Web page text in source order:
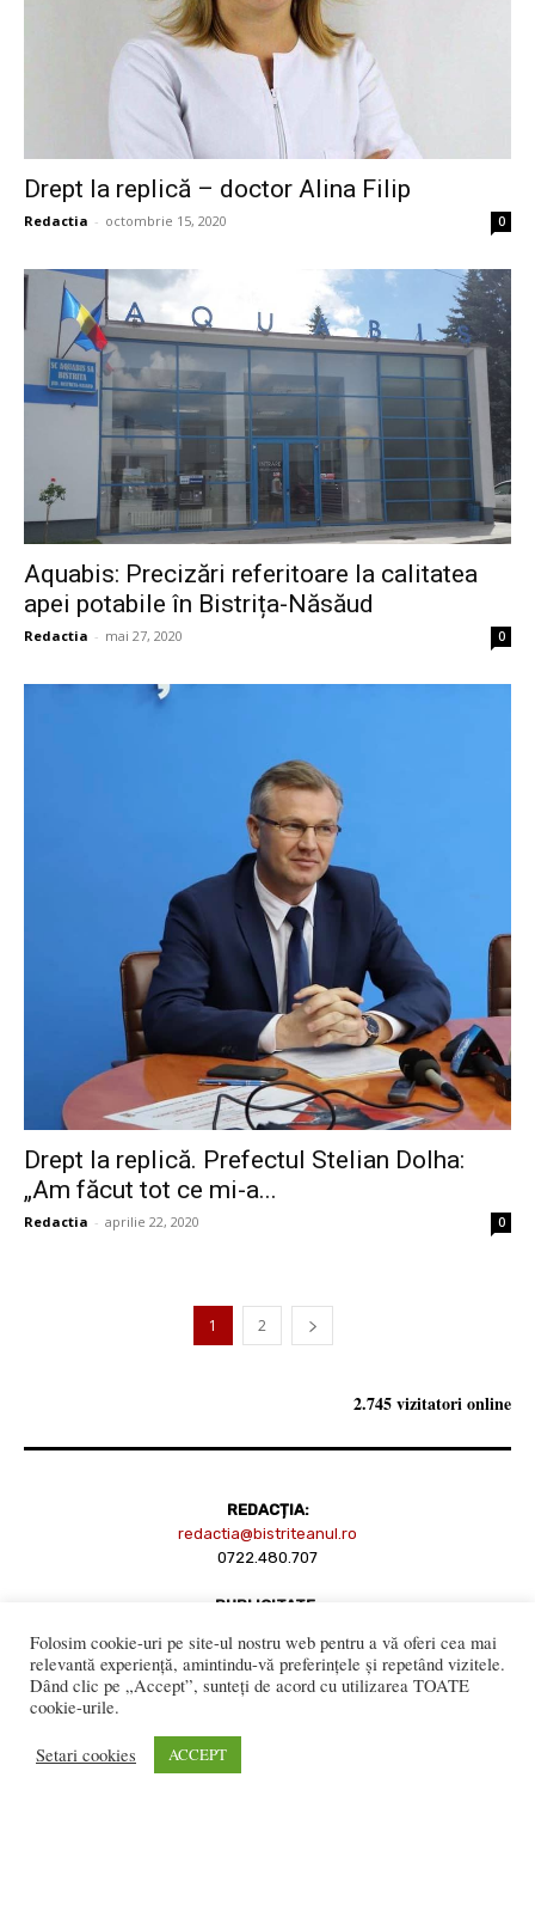
Drept la replică – doctor Alina Filip
Redactia - octombrie 15, 2020 0
Aquabis: Precizări referitoare la calitatea
apei potabile în Bistrița-Năsăud
Redactia - mai 27, 2020 0
Drept la replică. Prefectul Stelian Dolha:
„Am făcut tot ce mi-a...
Redactia - aprilie 22, 2020 0
1 2
2.745 vizitatori online
REDACȚIA:
redactia@bistriteanul.ro
0722.480.707
PUBLICITATE:
avocati “Gaurean si Asociatii”
office@gaureanlawyers.ro
Folosim cookie-uri pe site-ul nostru web pentru a vă oferi cea mai
relevantă experiență, amintindu-vă preferințele și repetând vizitele.
Dând clic pe „Accept”, sunteți de acord cu utilizarea TOATE
cookie-urile.
Setari cookies ACCEPT